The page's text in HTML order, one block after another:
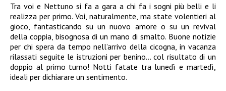
Tra voi e Nettuno si fa a gara a chi fa i sogni più belli e li
realizza per primo. Voi, naturalmente, ma state volentieri al
gioco, fantasticando su un nuovo amore o su un revival
della coppia, bisognosa di un mano di smalto. Buone notizie
per chi spera da tempo nell’arrivo della cicogna, in vacanza
rilassati seguite le istruzioni per benino… col risultato di un
doppio al primo turno! Notti fatate tra lunedì e martedì,
ideali per dichiarare un sentimento.